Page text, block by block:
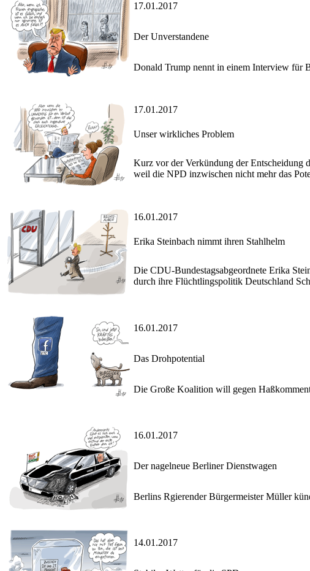
17.01.2017
Der Unverstandene
Donald Trump nennt in einem Interview für
17.01.2017
Unser wirkliches Problem
Kurz vor der Verkündung der Entscheidung
weil die NPD inzwischen nicht mehr das
16.01.2017
Erika Steinbach nimmt ihren Stahlhelm
Die CDU-Bundestagsabgeordnete Erika
durch ihre Flüchtlingspolitik Deutschland
16.01.2017
Das Drohpotential
Die Große Koalition will gegen
16.01.2017
Der nagelneue Berliner Dienstwagen
Berlins Rgierender Bürgermeister Müller
14.01.2017